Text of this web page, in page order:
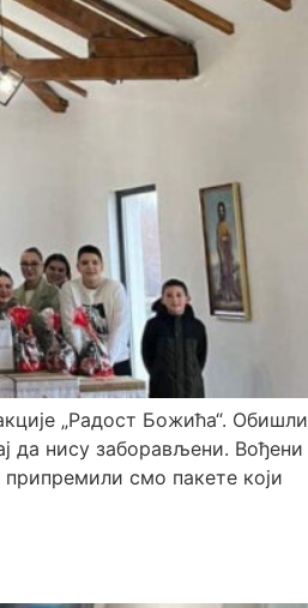
„Радост Божића“. Обишли
да нису заборављени. Вођени
смо пакете који